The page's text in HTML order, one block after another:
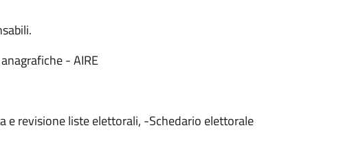
- AIRE
e revisione liste elettorali, -Schedario elettorale